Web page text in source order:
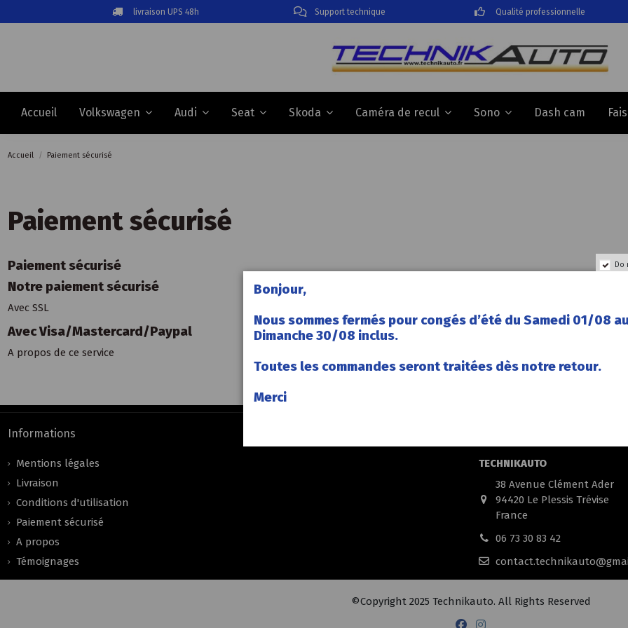
livraison UPS 48h Support technique Qualité professionnelle
Accueil Volkswagen Audi Seat Skoda Caméra de recul Sono Dash cam
Accueil Paiement sécurisé
Paiement sécurisé
Paiement sécurisé
Notre paiement sécurisé
Avec SSL
Avec Visa/Mastercard/Paypal
A propos de ce service
Informations
Mentions légales
Livraison
Conditions d'utilisation
Paiement sécurisé
A propos
Témoignages
TECHNIKAUTO
38 Avenue Clément Ader
94420 Le Plessis Trévise
France
06 73 30 83 42
©Copyright 2025 Technikauto. All Rights Reserved
Do
Bonjour,
Nous sommes fermés pour congés d’été du Samedi 01/08 au
Dimanche 30/08 inclus.
Toutes les commandes seront traitées dès notre retour.
Merci